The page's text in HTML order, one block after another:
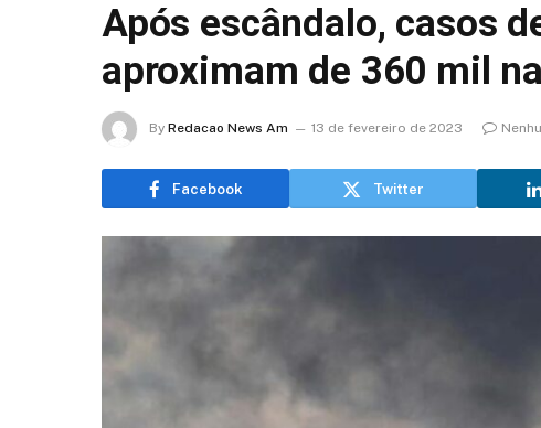
Após escândalo, casos
aproximam de 360 mil
By Redacao News Am 13 de fevereiro de 2023
Facebook Twitter